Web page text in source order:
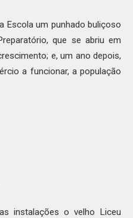
Escola um punhado buliçoso
que se abriu em
e, um ano depois,
a funcionar, a população
instalações o velho Liceu